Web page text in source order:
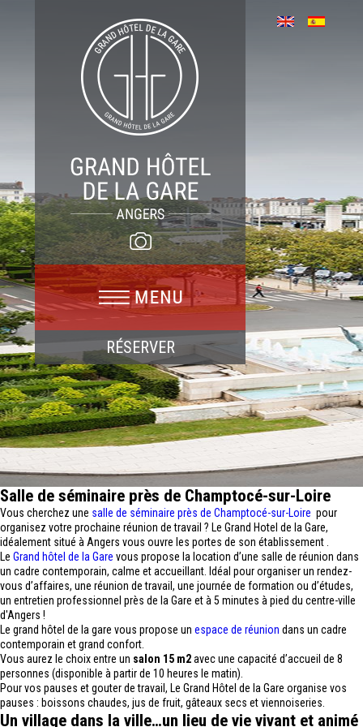
RÉSERVER
Salle de séminaire près de Champtocé-sur-Loire
Vous cherchez une salle de séminaire près de Champtocé-sur-Loire pour
organisez votre prochaine réunion de travail ? Le Grand Hotel de la Gare,
idéalement situé à Angers vous ouvre les portes de son établissement .
Le Grand hôtel de la Gare vous propose la location d’une salle de réunion dans
un cadre contemporain, calme et accueillant. Idéal pour organiser un rendez-
vous d’affaires, une réunion de travail, une journée de formation ou d’études,
un entretien professionnel près de la Gare et à 5 minutes à pied du centre-ville
d'Angers !
Le grand hôtel de la gare vous propose un espace de réunion dans un cadre
contemporain et grand confort.
Vous aurez le choix entre un salon 15 m2avec une capacité d’accueil de 8
personnes (disponible à partir de 10 heures le matin).
Pour vos pauses et gouter de travail, Le Grand Hôtel de la Gare organise vos
pauses : boissons chaudes, jus de fruit, gâteaux secs et viennoiseries.
Un village dans la ville…un lieu de vie vivant et animé